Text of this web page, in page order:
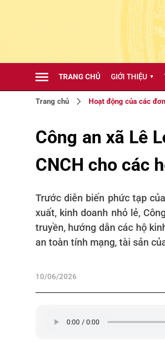
TRANG CHỦ GIỚI THIỆU ▼
Trang chủ Hoạt động của các
Công an xã Lê
CNCH cho các
Trước diễn biến phức tạp
xuất, kinh doanh nhỏ lẻ,
truyền, hướng dẫn các hộ
an toàn tính mạng, tài sản
10/06/2026